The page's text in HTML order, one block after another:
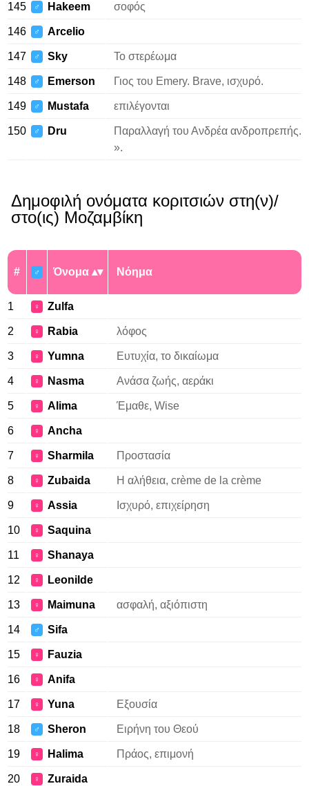
145 ♂ Hakeem σοφός
146 ♂ Arcelio
147 ♂ Sky Το στερέωμα
148 ♂ Emerson Γιος του Emery. Brave, ισχυρό.
149 ♂ Mustafa επιλέγονται
150 ♂ Dru
Παραλλαγή του Ανδρέα ανδροπρεπής.
».
Δημοφιλή ονόματα κοριτσιών στη(ν)/
στο(ις) Μοζαμβίκη
# ♂ Όνομα Νόημα
1 ♀ Zulfa
2 ♀ Rabia λόφος
3 ♀ Yumna Ευτυχία, το δικαίωμα
4 ♀ Nasma Ανάσα ζωής, αεράκι
5 ♀ Alima Έμαθε, Wise
6 ♀ Ancha
7 ♀ Sharmila Προστασία
8 ♀ Zubaida Η αλήθεια, crème de la crème
9 ♀ Assia Ισχυρό, επιχείρηση
10 ♀ Saquina
11 ♀ Shanaya
12 ♀ Leonilde
13 ♀ Maimuna ασφαλή, αξιόπιστη
14 ♂ Sifa
15 ♀ Fauzia
16 ♀ Anifa
17 ♀ Yuna Εξουσία
18 ♂ Sheron Ειρήνη του Θεού
19 ♀ Halima Πράος, επιμονή
20 ♀ Zuraida